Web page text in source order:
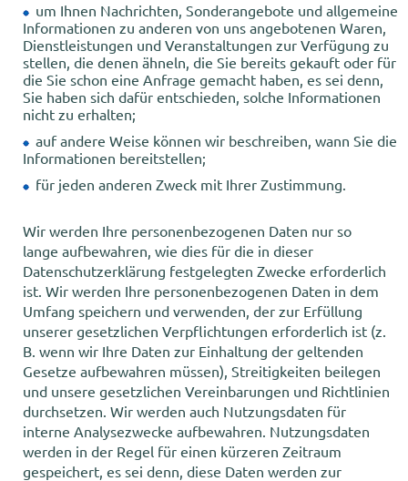
um Ihnen Nachrichten, Sonderangebote und allgemeine
Informationen zu anderen von uns angebotenen Waren,
Dienstleistungen und Veranstaltungen zur Verfügung zu
stellen, die denen ähneln, die Sie bereits gekauft oder für
die Sie schon eine Anfrage gemacht haben, es sei denn,
Sie haben sich dafür entschieden, solche Informationen
nicht zu erhalten;
auf andere Weise können wir beschreiben, wann Sie die
Informationen bereitstellen;
für jeden anderen Zweck mit Ihrer Zustimmung.
Wir werden Ihre personenbezogenen Daten nur so
lange aufbewahren, wie dies für die in dieser
Datenschutzerklärung festgelegten Zwecke erforderlich
ist. Wir werden Ihre personenbezogenen Daten in dem
Umfang speichern und verwenden, der zur Erfüllung
unserer gesetzlichen Verpflichtungen erforderlich ist (z.
B. wenn wir Ihre Daten zur Einhaltung der geltenden
Gesetze aufbewahren müssen), Streitigkeiten beilegen
und unsere gesetzlichen Vereinbarungen und Richtlinien
durchsetzen. Wir werden auch Nutzungsdaten für
interne Analysezwecke aufbewahren. Nutzungsdaten
werden in der Regel für einen kürzeren Zeitraum
gespeichert, es sei denn, diese Daten werden zur